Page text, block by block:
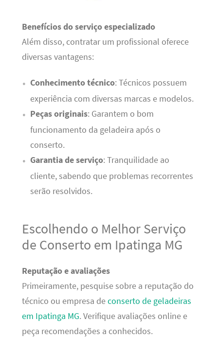
Benefícios do serviço especializado
Além disso, contratar um profissional oferece
diversas vantagens:
Conhecimento técnico: Técnicos possuem
experiência com diversas marcas e modelos.
Peças originais: Garantem o bom
funcionamento da geladeira após o
conserto.
Garantia de serviço: Tranquilidade ao
cliente, sabendo que problemas recorrentes
serão resolvidos.
Escolhendo o Melhor Serviço
de Conserto em Ipatinga MG
Reputação e avaliações
Primeiramente, pesquise sobre a reputação do
técnico ou empresa deconserto de geladeiras
em Ipatinga MG. Verifique avaliações online e
peça recomendações a conhecidos.